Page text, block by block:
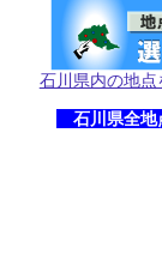
石川県内の地点
石川県全地